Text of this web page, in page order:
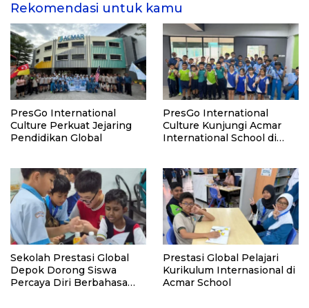
Rekomendasi untuk kamu
PresGo International
Culture Perkuat Jejaring
Pendidikan Global
PresGo International
Culture Kunjungi Acmar
International School di
Sekolah Prestasi Global
Depok Dorong Siswa
Percaya Diri Berbahasa
Prestasi Global Pelajari
Kurikulum Internasional di
Acmar School